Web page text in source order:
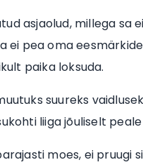
asjaolud, millega sa
ei pea oma
paika loksuda.
suureks
liiga jõuliselt peale
moes, ei pruugi